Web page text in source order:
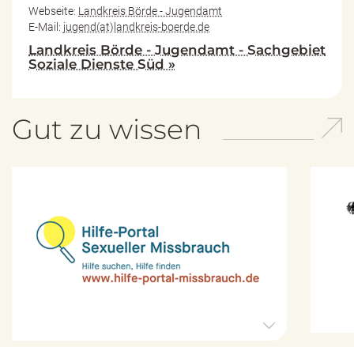
Webseite: Landkreis Börde - Jugendamt
E-Mail: jugend(at)landkreis-boerde.de
Landkreis Börde - Jugendamt - Sachgebiet
Soziale Dienste Süd »
Gut zu wissen